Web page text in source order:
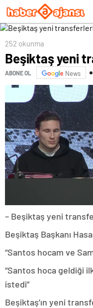
252 okunma
Beşiktaş yeni
ABONE OL News
– Beşiktaş yeni
Beşiktaş Başkanı
“Santos hocam ve
“Santos hoca geldiği
istedi”
Beşiktaş’ın yeni